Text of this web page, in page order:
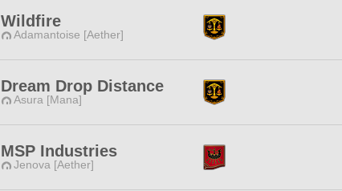
Wildfire
Adamantoise [Aether]
Dream Drop Distance
Asura [Mana]
MSP Industries
Jenova [Aether]